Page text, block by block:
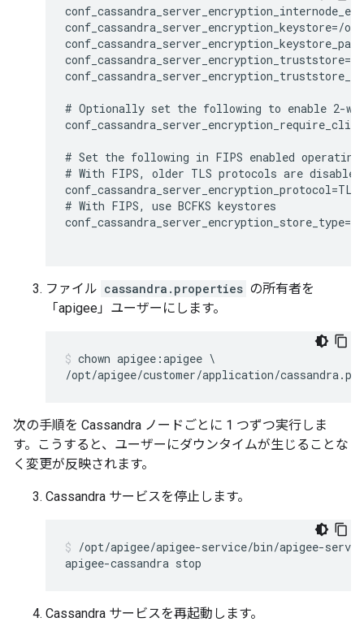
conf_cassandra_server_encryption_keystore=/
# Optionally set the following to enable 2-
# Set the following in FIPS enabled operating
# With FIPS, older TLS protocols are
# With FIPS, use BCFKS keystores
ファイル cassandra.properties の所有者を
「apigee」ユーザーにします。
chown apigee:apigee \
次の手順を Cassandra ノードごとに 1 つずつ実行しま
す。こうすると、ユーザーにダウンタイムが生じることな
く変更が反映されます。
Cassandra サービスを停止します。
/opt/apigee/apigee-service/bin/apigee-
Cassandra サービスを再起動します。